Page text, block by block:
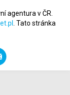
agentura v ČR.
. Tato stránka